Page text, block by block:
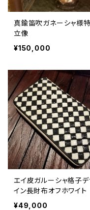
真鍮笛吹ガネーシャ様
立像
¥150,000
エイ皮ガルーシャ格子
イン長財布オフホワイト
¥49,000